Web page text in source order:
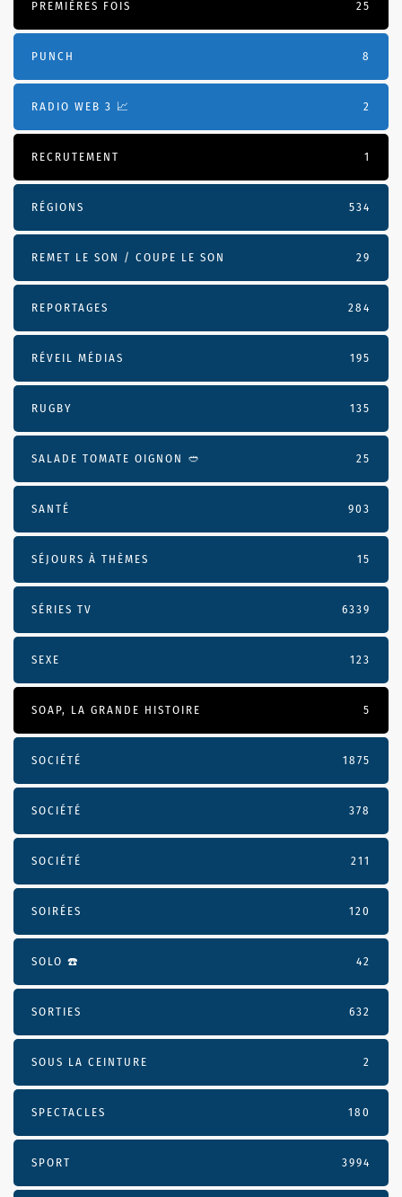
PREMIÈRES FOIS 25
PUNCH 8
RADIO WEB 3 📈 2
RECRUTEMENT 1
RÉGIONS 534
REMET LE SON / COUPE LE SON 29
REPORTAGES 284
RÉVEIL MÉDIAS 195
RUGBY 135
SALADE TOMATE OIGNON 🥙 25
SANTÉ 903
SÉJOURS À THÈMES 15
SÉRIES TV 6339
SEXE 123
SOAP, LA GRANDE HISTOIRE 5
SOCIÉTÉ 1875
SOCIÉTÉ 378
SOCIÉTÉ 211
SOIRÉES 120
SOLO ☎️ 42
SORTIES 632
SOUS LA CEINTURE 2
SPECTACLES 180
SPORT 3994